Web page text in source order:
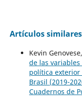
Artículos similares
Kevin
de las
política exterior
Brasil (2019-
Cuadernos de